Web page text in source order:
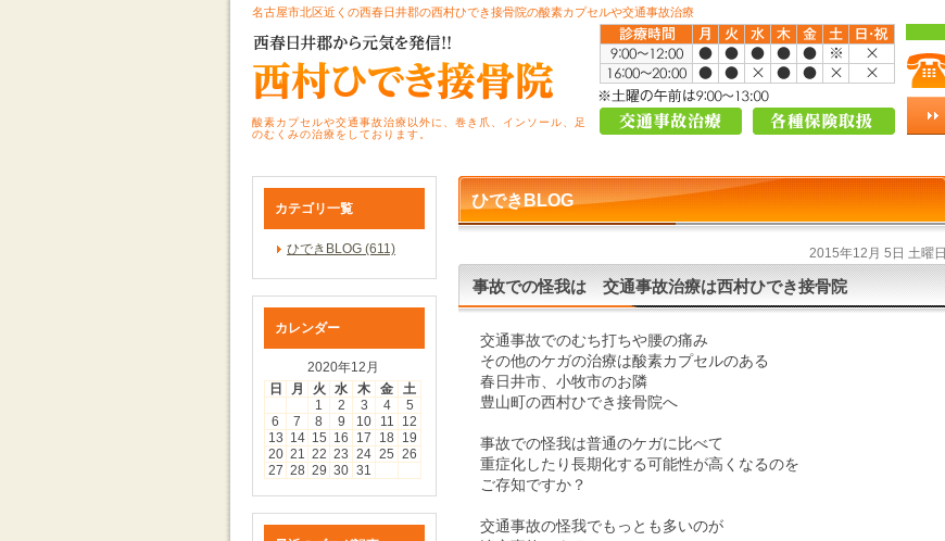
名古屋市北区近くの西春日井郡の西村ひでき接骨院の酸素カプセルや交通事故治療
酸素カプセルや交通事故治療以外に、巻き爪、インソール、足
のむくみの治療をしております。
ひできBLOG
2015年12月 5日 土曜日
事故での怪我は 交通事故治療は西村ひでき接骨院
交通事故でのむち打ちや腰の痛み
その他のケガの治療は酸素カプセルのある
春日井市、小牧市のお隣
豊山町の西村ひでき接骨院へ
事故での怪我は普通のケガに比べて
重症化したり長期化する可能性が高くなるのを
ご存知ですか？
交通事故の怪我でもっとも多いのが
カテゴリ一覧
ひできBLOG (611)
カレンダー
2020年12月
日
月 火 水 木 金
土
1
2 3 4
5
6
7 8 9 10 11
12
13 14 15 16 17 18
19
20 21 22 23 24 25 26
27 28 29 30 31